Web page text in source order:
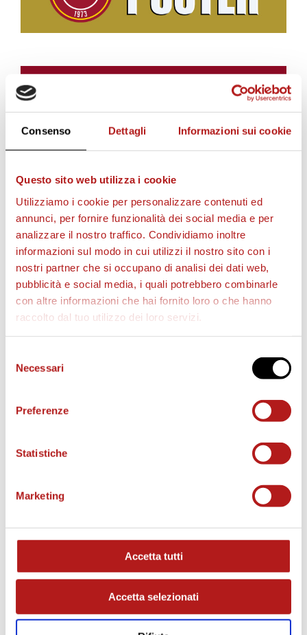
Consenso Dettagli Informazioni sui cookie
Questo sito web utilizza i cookie
Utilizziamo i cookie per personalizzare contenuti ed
annunci, per fornire funzionalità dei social media e per
analizzare il nostro traffico. Condividiamo inoltre
informazioni sul modo in cui utilizzi il nostro sito con i
nostri partner che si occupano di analisi dei dati web,
pubblicità e social media, i quali potrebbero combinarle
con altre informazioni che hai fornito loro o che hanno
raccolto dal tuo utilizzo dei loro servizi.
delNecessari
Preferenze
Statistiche
Marketing
Accetta tutti
Accetta selezionati
AS CITTADELLA STORE
MATCH PROGRAM